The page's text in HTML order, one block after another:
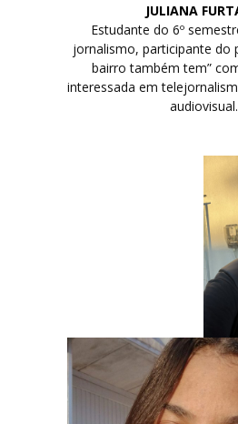
JULIANA
Estudante do 6º
jornalismo, participante do
bairro também tem”
interessada em
audiovisual.